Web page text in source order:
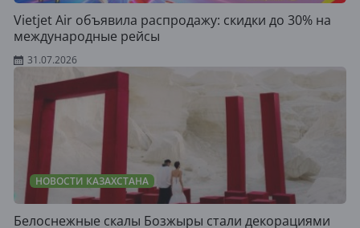
Vietjet Air объявила распродажу: скидки до 30% на
международные рейсы
31.07.2026
НОВОСТИ КАЗАХСТАНА
Белоснежные скалы Бозжыры стали декорациями